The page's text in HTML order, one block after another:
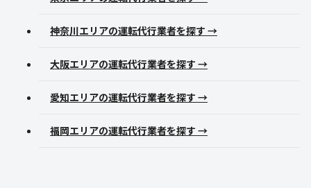
神奈川エリアの運転代行業者を探す →
大阪エリアの運転代行業者を探す →
愛知エリアの運転代行業者を探す →
福岡エリアの運転代行業者を探す →